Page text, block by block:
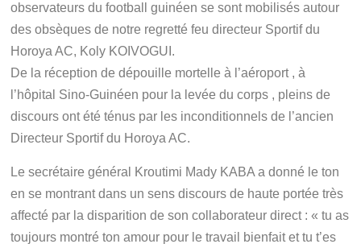
observateurs du football guinéen se sont mobilisés autour
des obsèques de notre regretté feu directeur Sportif du
Horoya AC, Koly KOIVOGUI.
De la réception de dépouille mortelle à l’aéroport , à
l’hôpital Sino-Guinéen pour la levée du corps , pleins de
discours ont été ténus par les inconditionnels de l’ancien
Directeur Sportif du Horoya AC.
Le secrétaire général Kroutimi Mady KABA a donné le ton
en se montrant dans un sens discours de haute portée très
affecté par la disparition de son collaborateur direct : « tu as
toujours montré ton amour pour le travail bienfait et tu t’es